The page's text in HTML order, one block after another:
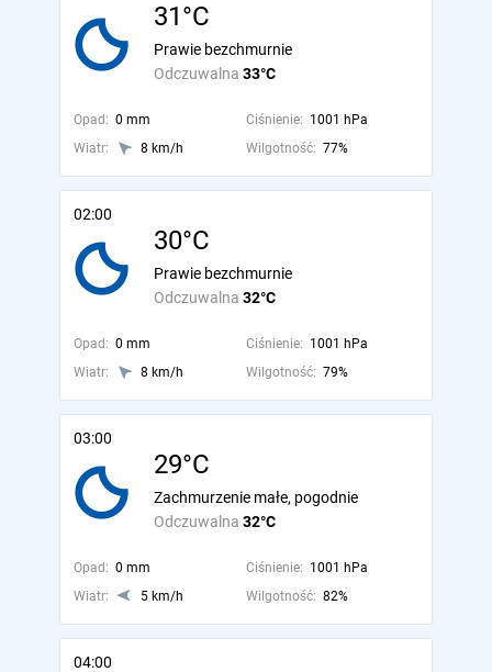
31°C
Odczuwalna 33°C
Prawie bezchmurnie
Opad: 0 mm Ciśnienie: 1001 hPa
Wiatr:
8 km/h Wilgotność: 77%
02:00
30°C
Odczuwalna 32°C
Prawie bezchmurnie
Opad: 0 mm Ciśnienie: 1001 hPa
Wiatr:
8 km/h Wilgotność: 79%
03:00
29°C
Odczuwalna 32°C
Zachmurzenie małe, pogodnie
Opad: 0 mm Ciśnienie: 1001 hPa
Wiatr:
5 km/h Wilgotność: 82%
04:00